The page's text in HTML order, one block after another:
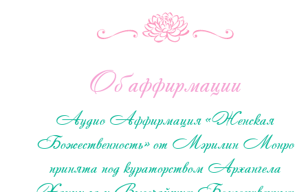
Об аффирмации
Аудио Аффирмация «Женская
Божественность» от Мэрилин Монро
принята под кураторством Архангела